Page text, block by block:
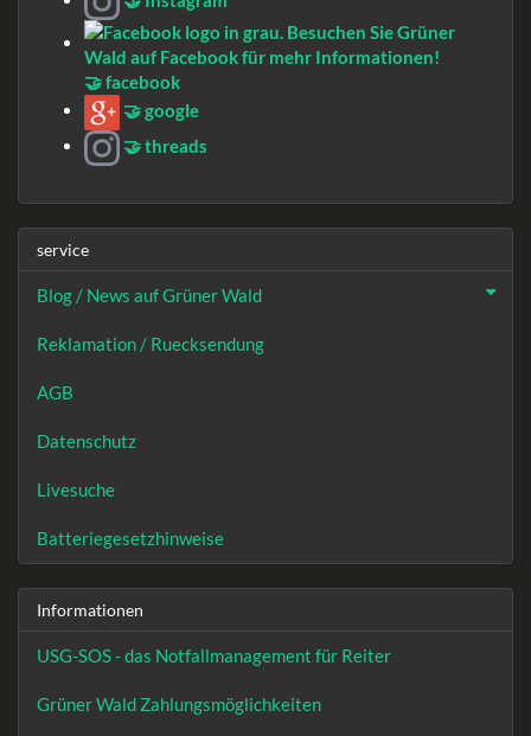
🤝 facebook
🤝 google
🤝 threads
service
Blog / News auf Grüner Wald
Reklamation / Ruecksendung
AGB
Datenschutz
Livesuche
Batteriegesetzhinweise
Informationen
USG-SOS - das Notfallmanagement für Reiter
Grüner Wald Zahlungsmöglichkeiten